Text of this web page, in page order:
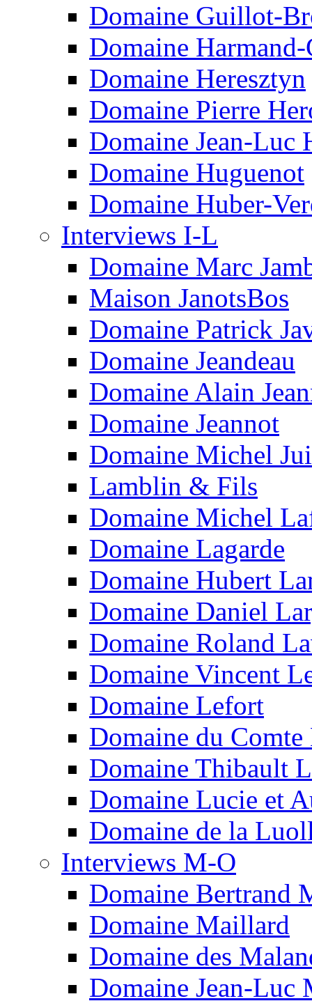
Domaine Guillot-
Domaine
Domaine Heresztyn
Domaine Pierre
Domaine Jean-Luc
Domaine Huguenot
Domaine Huber-
Interviews I-L
Domaine Marc
Maison JanotsBos
Domaine Patrick
Domaine Jeandeau
Domaine Alain
Domaine Jeannot
Domaine Michel
Lamblin & Fils
Domaine Michel
Domaine Lagarde
Domaine Hubert
Domaine Daniel
Domaine Roland
Domaine Vincent
Domaine Lefort
Domaine du
Domaine Thibault
Domaine Lucie et
Domaine de la
Interviews M-O
Domaine Bertrand
Domaine Maillard
Domaine des
Domaine Jean-Luc